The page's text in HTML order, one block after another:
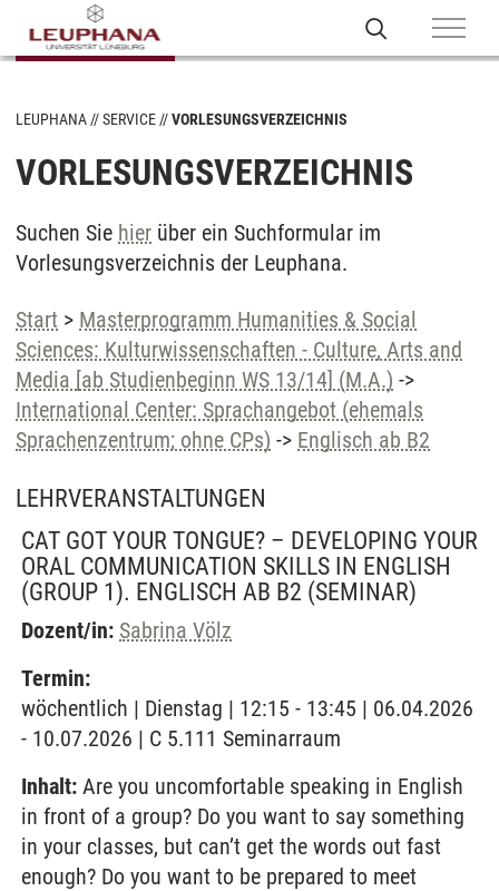
LEUPHANA SERVICE VORLESUNGSVERZEICHNIS
VORLESUNGSVERZEICHNIS
Suchen Sie hier über ein Suchformular im
Vorlesungsverzeichnis der Leuphana.
Start > Masterprogramm Humanities & Social
Sciences: Kulturwissenschaften - Culture, Arts and
Media [ab Studienbeginn WS 13/14] (M.A.) ->
International Center: Sprachangebot (ehemals
Sprachenzentrum; ohne CPs) -> Englisch ab B2
LEHRVERANSTALTUNGEN
CAT GOT YOUR TONGUE? – DEVELOPING YOUR
ORAL COMMUNICATION SKILLS IN ENGLISH
(GROUP 1). ENGLISCH AB B2 (SEMINAR)
Dozent/in: Sabrina Völz
Termin:
wöchentlich | Dienstag | 12:15 - 13:45 | 06.04.2026
- 10.07.2026 | C 5.111 Seminarraum
Inhalt: Are you uncomfortable speaking in English
in front of a group? Do you want to say something
in your classes, but can’t get the words out fast
enough? Do you want to be prepared to meet